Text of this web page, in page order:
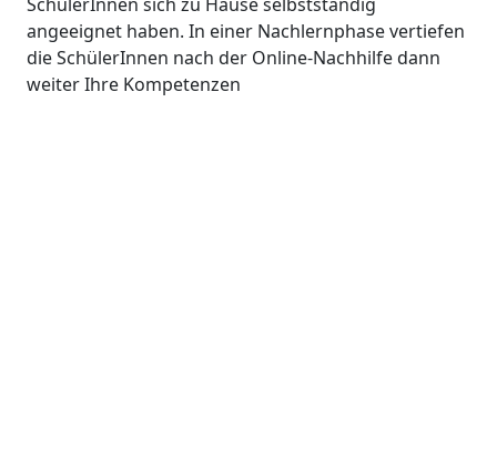
angeeignet haben. In einer Nachlernphase vertiefen
die SchülerInnen nach der Online-Nachhilfe dann
weiter Ihre Kompetenzen